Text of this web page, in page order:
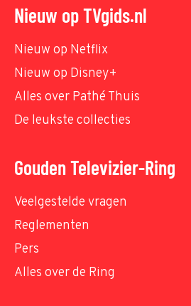
Nieuw op TVgids.nl
Nieuw op Netflix
Nieuw op Disney+
Alles over Pathé Thuis
De leukste collecties
Gouden Televizier-Ring
Veelgestelde vragen
Reglementen
Pers
Alles over de Ring